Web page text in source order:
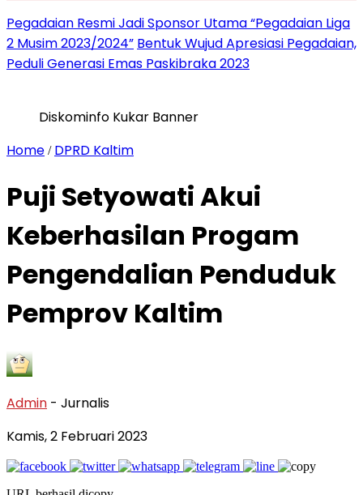
Pegadaian Resmi Jadi Sponsor Utama “Pegadaian Liga
2 Musim 2023/2024” Bentuk Wujud Apresiasi Pegadaian,
Peduli Generasi Emas Paskibraka 2023
Diskominfo Kukar Banner
Home / DPRD Kaltim
Puji Setyowati Akui
Keberhasilan Progam
Pengendalian Penduduk
Pemprov Kaltim
Admin - Jurnalis
Kamis, 2 Februari 2023